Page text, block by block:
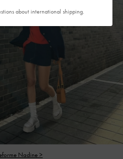
Nadine >
about international shipping.